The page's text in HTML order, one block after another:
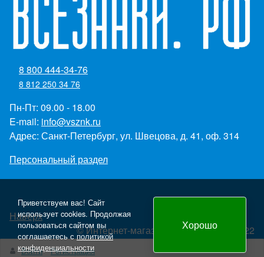
8 800 444-34-76
8 812 250 34 76
Пн-Пт: 09.00 - 18.00
E-mail: info@vsznk.ru
Адрес: Санкт-Петербург, ул. Швецова, д. 41, оф. 314
Персональный раздел
Наверх
© Интернет-магазин "Всезнаки.рф" 2022
Создание и продвижение сайта - Panteon WS
Войти Регистрация
Приветствуем вас! Сайт
использует cookies. Продолжая
пользоваться сайтом вы
соглашаетесь сполитикой
конфиденциальности
Хорошо